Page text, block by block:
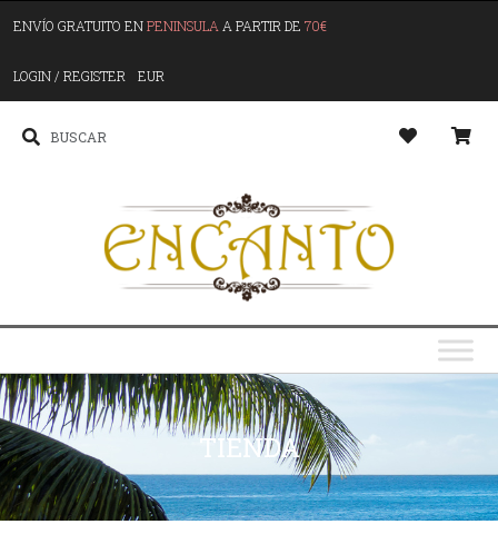
ENVÍO GRATUITO ENPENINSULA A PARTIR DE 70€
LOGIN / REGISTER EUR
TIENDA